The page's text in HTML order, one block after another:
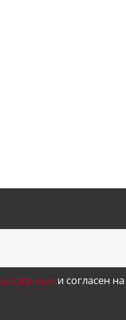
данныхи согласен на